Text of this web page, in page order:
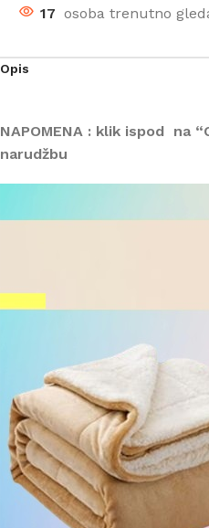
17 osoba trenutno
Opis
NAPOMENA : klik ispod na
narudžbu